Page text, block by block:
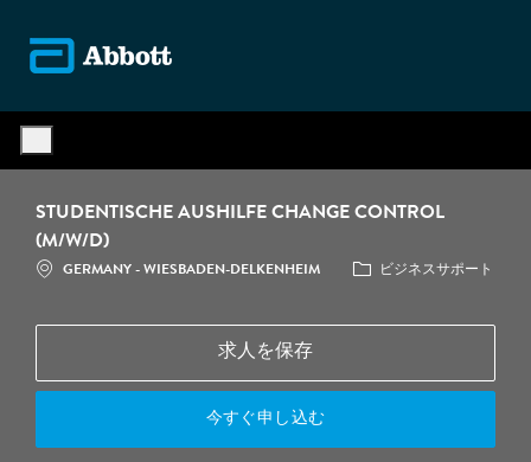
STUDENTISCHE AUSHILFE CHANGE CONTROL
(M/W/D)
場所GERMANY - WIESBADEN-DELKENHEIM カテゴリビジネスサポート
求人を保存
今すぐ申し込む